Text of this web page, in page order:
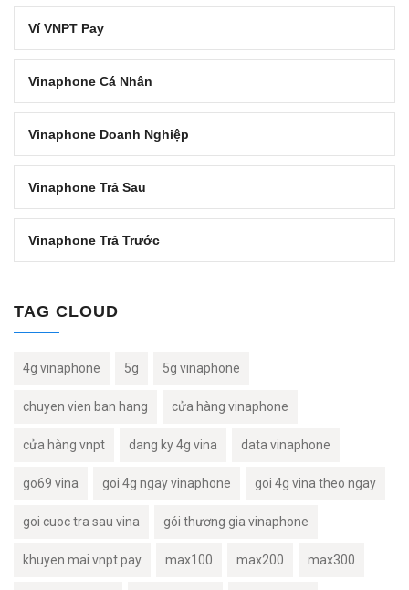
Ví VNPT Pay
Vinaphone Cá Nhân
Vinaphone Doanh Nghiệp
Vinaphone Trả Sau
Vinaphone Trả Trước
TAG CLOUD
4g vinaphone 5g 5g vinaphone
chuyen vien ban hang cửa hàng vinaphone
cửa hàng vnpt dang ky 4g vina data vinaphone
go69 vina goi 4g ngay vinaphone goi 4g vina theo ngay
goi cuoc tra sau vina gói thương gia vinaphone
khuyen mai vnpt pay max100 max200 max300